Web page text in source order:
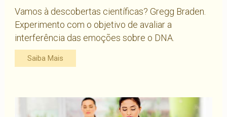
Vamos à descobertas científicas? Gregg Braden.
Experimento com o objetivo de avaliar a
interferência das emoções sobre o DNA.
Saiba Mais